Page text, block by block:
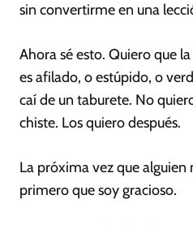
sin convertirme en una
Ahora sé esto. Quiero que
es afilado, o estúpido, o
caí de un taburete. No
chiste. Los quiero después.
La próxima vez que
primero que soy gracioso.